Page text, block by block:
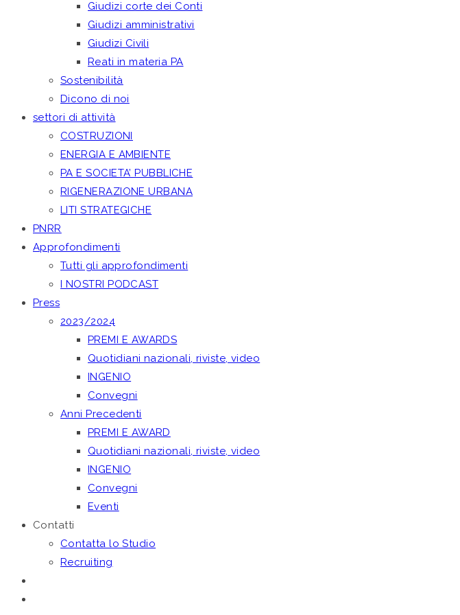
Giudizi corte dei Conti
Giudizi amministrativi
Giudizi Civili
Reati in materia PA
Sostenibilità
Dicono di noi
settori di attività
COSTRUZIONI
ENERGIA E AMBIENTE
PA E SOCIETA’ PUBBLICHE
RIGENERAZIONE URBANA
LITI STRATEGICHE
PNRR
Approfondimenti
Tutti gli approfondimenti
I NOSTRI PODCAST
Press
2023/2024
PREMI E AWARDS
Quotidiani nazionali, riviste, video
INGENIO
Convegni
Anni Precedenti
PREMI E AWARD
Quotidiani nazionali, riviste, video
INGENIO
Convegni
Eventi
Contatti
Contatta lo Studio
Recruiting